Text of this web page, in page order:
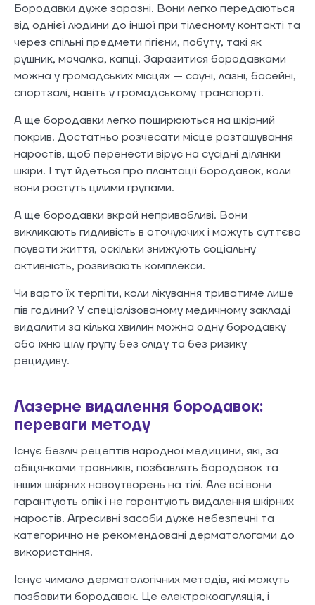
Бородавки дуже заразні. Вони легко передаються
від однієї людини до іншої при тілесному контакті та
через спільні предмети гігієни, побуту, такі як
рушник, мочалка, капці. Заразитися бородавками
можна у громадських місцях — сауні, лазні, басейні,
спортзалі, навіть у громадському транспорті.
А ще бородавки легко поширюються на шкірний
покрив. Достатньо розчесати місце розташування
наростів, щоб перенести вірус на сусідні ділянки
шкіри. І тут йдеться про плантації бородавок, коли
вони ростуть цілими групами.
А ще бородавки вкрай непривабливі. Вони
викликають гидливість в оточуючих і можуть суттєво
псувати життя, оскільки знижують соціальну
активність, розвивають комплекси.
Чи варто їх терпіти, коли лікування триватиме лише
пів години? У спеціалізованому медичному закладі
видалити за кілька хвилин можна одну бородавку
або їхню цілу групу без сліду та без ризику
рецидиву.
Лазерне видалення бородавок:
переваги методу
Існує безліч рецептів народної медицини, які, за
обіцянками травників, позбавлять бородавок та
інших шкірних новоутворень на тілі. Але всі вони
гарантують опік і не гарантують видалення шкірних
наростів. Агресивні засоби дуже небезпечні та
категорично не рекомендовані дерматологами до
використання.
Існує чимало дерматологічних методів, які можуть
позбавити бородавок. Це електрокоагуляція, і